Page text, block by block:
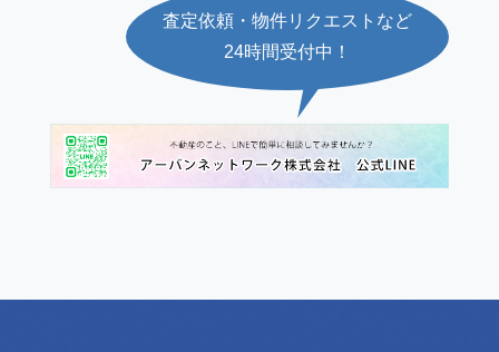
査定依頼・物件リクエストなど
24時間受付中！